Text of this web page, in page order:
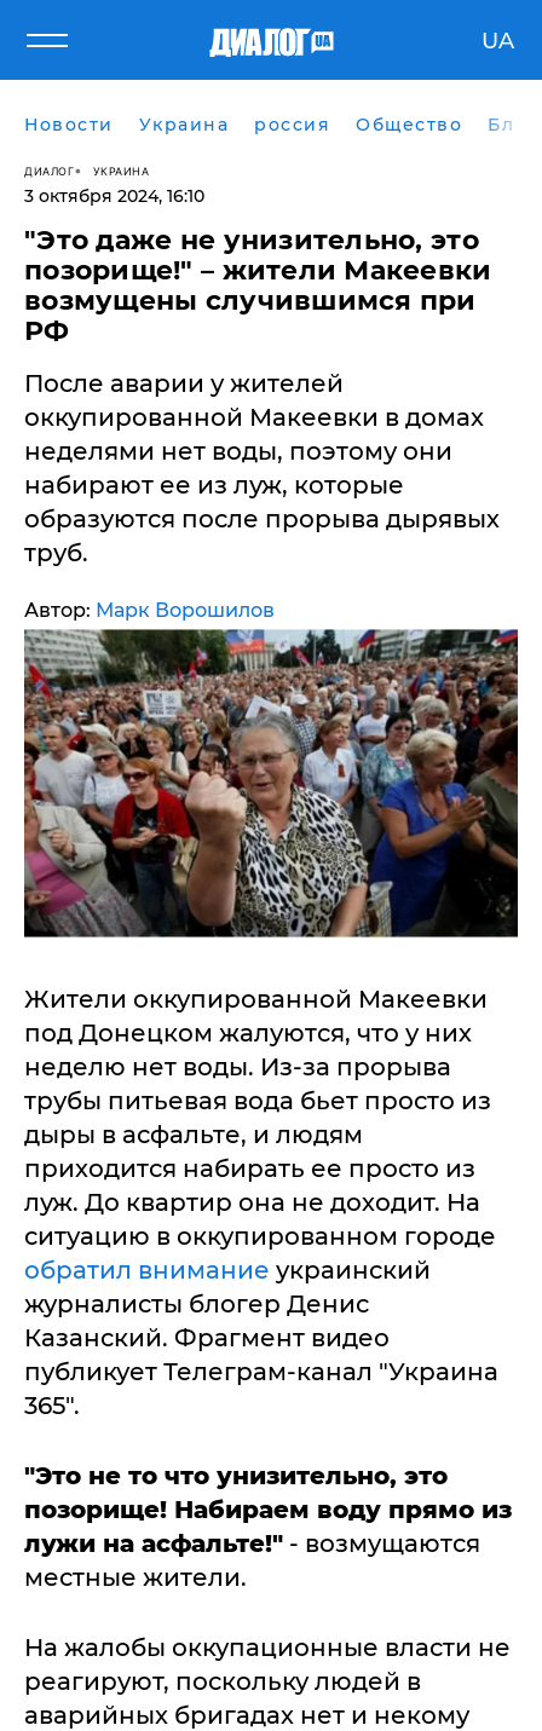
UA
Новости Украина россия Общество
ДИАЛОГ УКРАИНА
3 октября 2024, 16:10
"Это даже не унизительно, это
позорище!" – жители Макеевки
возмущены случившимся при
РФ
После аварии у жителей
оккупированной Макеевки в домах
неделями нет воды, поэтому они
набирают ее из луж, которые
образуются после прорыва дырявых
труб.
Автор: Марк Ворошилов
Жители оккупированной Макеевки
под Донецком жалуются, что у них
неделю нет воды. Из-за прорыва
трубы питьевая вода бьет просто из
дыры в асфальте, и людям
приходится набирать ее просто из
луж. До квартир она не доходит. На
ситуацию в оккупированном городе
обратил внимание украинский
журналисты блогер Денис
Казанский. Фрагмент видео
публикует Телеграм-канал "Украина
365".
"Это не то что унизительно, это
позорище! Набираем воду прямо из
лужи на асфальте!" - возмущаются
местные жители.
На жалобы оккупационные власти не
реагируют, поскольку людей в
аварийных бригадах нет и некому